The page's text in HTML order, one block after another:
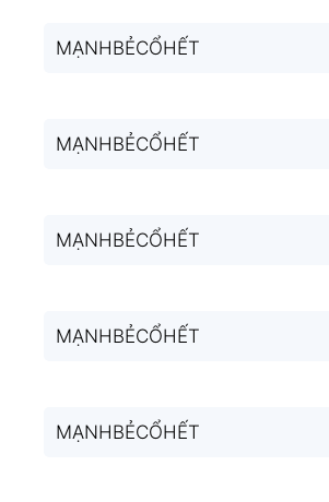
MẠNHBẺCỔHẾT
MẠNHBẺCỔHẾT
MẠNHBẺCỔHẾT
MẠNHBẺCỔHẾT
MẠNHBẺCỔHẾT